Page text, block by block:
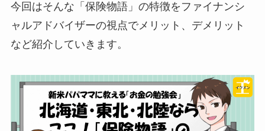
今回はそんな「保険物語」の特徴をファイナンシ
ャルアドバイザーの視点でメリット、デメリット
など紹介していきます。